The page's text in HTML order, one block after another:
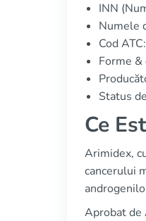
INN
Numele
Cod
Forme
Status
Ce
Arimidex,
cancerului
Aprobat de